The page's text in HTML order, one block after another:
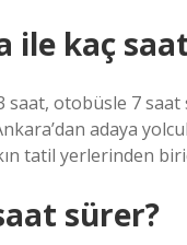
ile kaç
saat, otobüsle 7
adaya
tatil yerlerinden
sürer?